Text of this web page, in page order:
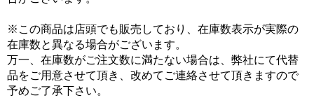
※この商品は店頭でも販売しており、在庫数表示が実際の
在庫数と異なる場合がございます。
万一、在庫数がご注文数に満たない場合は、弊社にて代替
品をご用意させて頂き、改めてご連絡させて頂きますので
予めご了承下さい。